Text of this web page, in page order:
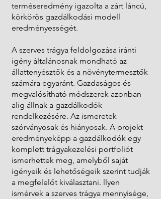
terméseredmény igazolta a zárt láncú,
körkörös gazdálkodási modell
eredményességét.
A szerves trágya feldolgozása iránti
igény általánosnak mondható az
állattenyésztők és a növénytermesztők
számára egyaránt. Gazdaságos és
megvalósítható módszerek azonban
alig állnak a gazdálkodók
rendelkezésére. Az ismeretek
szórványosak és hiányosak. A projekt
eredményeképp a gazdálkodók egy
komplett trágyakezelési portfoliót
ismerhettek meg, amelyből saját
igényeik és lehetőségeik szerint tudják
a megfelelőt kiválasztani. llyen
ismérvek a szerves trágya mennyisége,